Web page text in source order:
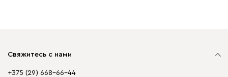
Свяжитесь с нами
+375 (29) 668-66-44